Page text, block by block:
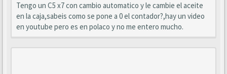
Tengo un C5 x7 con cambio automatico y le cambie el aceite
en la caja,sabeis como se pone a 0 el contador?,hay un video
en youtube pero es en polaco y no me entero mucho.